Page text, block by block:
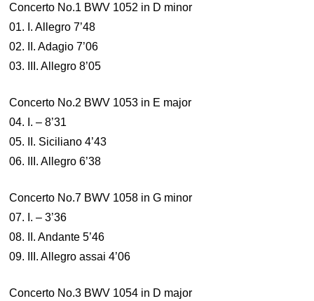
Concerto No.1 BWV 1052 in D minor
01. I. Allegro 7’48
02. II. Adagio 7’06
03. III. Allegro 8’05
Concerto No.2 BWV 1053 in E major
04. I. – 8’31
05. II. Siciliano 4’43
06. III. Allegro 6’38
Concerto No.7 BWV 1058 in G minor
07. I. – 3’36
08. II. Andante 5’46
09. III. Allegro assai 4’06
Concerto No.3 BWV 1054 in D major